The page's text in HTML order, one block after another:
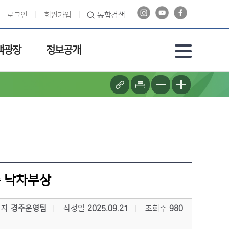
로그인 회원가입 통합검색
광장 정보공개
차부상
경주운영팀 작성일 2025.09.21 조회수 980